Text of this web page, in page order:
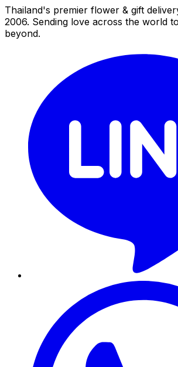
Thailand's premier flower & gift
2006. Sending love across the world
beyond.